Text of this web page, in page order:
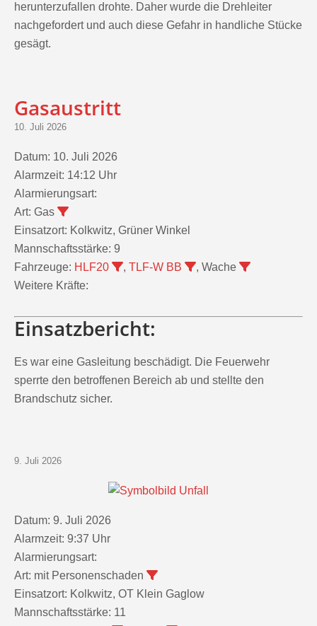
nachgefordert und auch diese Gefahr in handliche Stücke
gesägt.
Gasaustritt
10. Juli 2026
Alarmzeit:14:12 Uhr
Alarmierungsart:
Art:Gas
Einsatzort:
Mannschaftsstärke:9
Fahrzeuge: HLF20
Weitere Kräfte:
Einsatzbericht:
sperrte den betroffenen Bereich ab und stellte den
Brandschutz sicher.
Alarmzeit: 9:37 Uhr
Alarmierungsart:
Art:mit Personenschaden
Einsatzort:Kolkwitz, OT Klein Gaglow
Mannschaftsstärke:11
Fahrzeuge: HLF20
, Wache